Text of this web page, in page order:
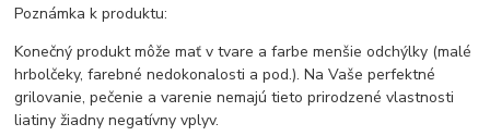
Poznámka k produktu:
Konečný produkt môže mať v tvare a farbe menšie odchýlky (malé
hrbolčeky, farebné nedokonalosti a pod.). Na Vaše perfektné
grilovanie, pečenie a varenie nemajú tieto prirodzené vlastnosti
liatiny žiadny negatívny vplyv.